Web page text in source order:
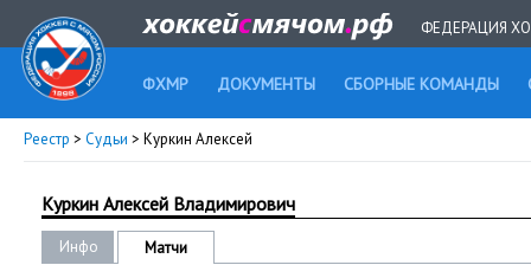
ФЕДЕРАЦИЯ
ФХМР ДОКУМЕНТЫ СБОРНЫЕ КОМАНДЫ
Реестр > Судьи > Куркин Алексей
Куркин Алексей Владимирович
Инфо Матчи